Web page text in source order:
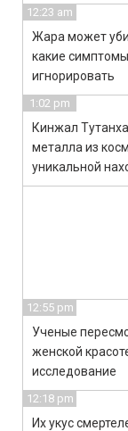
12:23 am
Жара может
какие
игнорировать
1:02 pm
Кинжал
металла из
уникальной
12:55 pm
Ученые
женской
исследование
12:18 pm
Их укус